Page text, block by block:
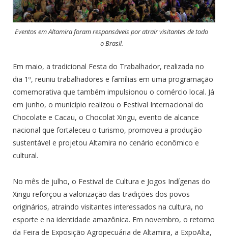
Eventos em Altamira foram responsáveis por atrair visitantes de todo
o Brasil.
Em maio, a tradicional Festa do Trabalhador, realizada no
dia 1º, reuniu trabalhadores e famílias em uma programação
comemorativa que também impulsionou o comércio local. Já
em junho, o município realizou o Festival Internacional do
Chocolate e Cacau, o Chocolat Xingu, evento de alcance
nacional que fortaleceu o turismo, promoveu a produção
sustentável e projetou Altamira no cenário econômico e
cultural.
No mês de julho, o Festival de Cultura e Jogos Indígenas do
Xingu reforçou a valorização das tradições dos povos
originários, atraindo visitantes interessados na cultura, no
esporte e na identidade amazônica. Em novembro, o retorno
da Feira de Exposição Agropecuária de Altamira, a ExpoAlta,